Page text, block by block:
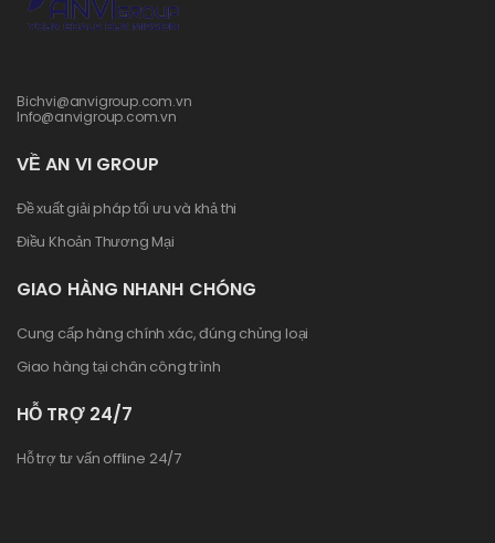
Bichvi@anvigroup.com.vn
Info@anvigroup.com.vn
VỀ AN VI GROUP
Đề xuất giải pháp tối ưu và khả thi
Điều Khoản Thương Mại
GIAO HÀNG NHANH CHÓNG
Cung cấp hàng chính xác, đúng chủng loại
Giao hàng tại chân công trình
HỖ TRỢ 24/7
Hỗ trợ tư vấn offline 24/7